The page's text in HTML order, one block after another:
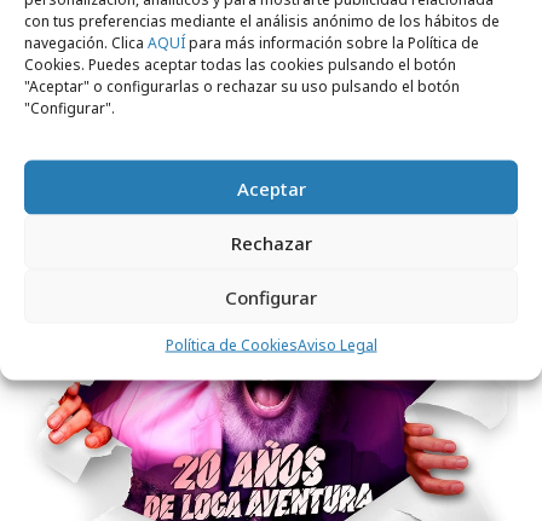
con tus preferencias mediante el análisis anónimo de los hábitos de
navegación. Clica AQUÍpara más información sobre la Política de
Cookies. Puedes aceptar todas las cookies pulsando el botón
"Aceptar" o configurarlas o rechazar su uso pulsando el botón
"Configurar".
Aceptar
Rechazar
Configurar
Política de CookiesAviso Legal
martes, 1 de octubre 2024
Grupo Bent vuelve loca la tarde noche
madrileña